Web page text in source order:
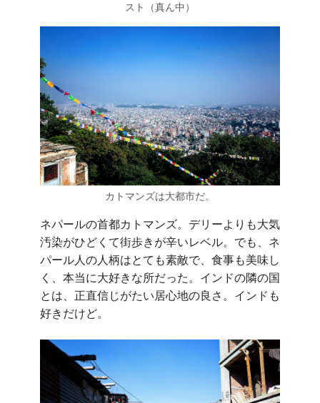
スト（真ん中）
カトマンズは大都市だ。
ネパールの首都カトマンズ。デリーよりも大気
汚染がひどくて街歩きが辛いレベル。でも、ネ
パール人の人柄はとても素敵で、食事も美味し
く、本当に大好きな所だった。インドの隣の国
とは、正直信じがたい居心地の良さ。インドも
好きだけど。